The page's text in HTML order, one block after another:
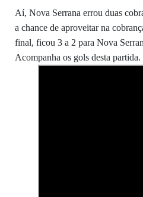
Aí, Nova Serrana errou duas
a chance de aproveitar na
final, ficou 3 a 2 para Nova
Acompanha os gols desta partida.